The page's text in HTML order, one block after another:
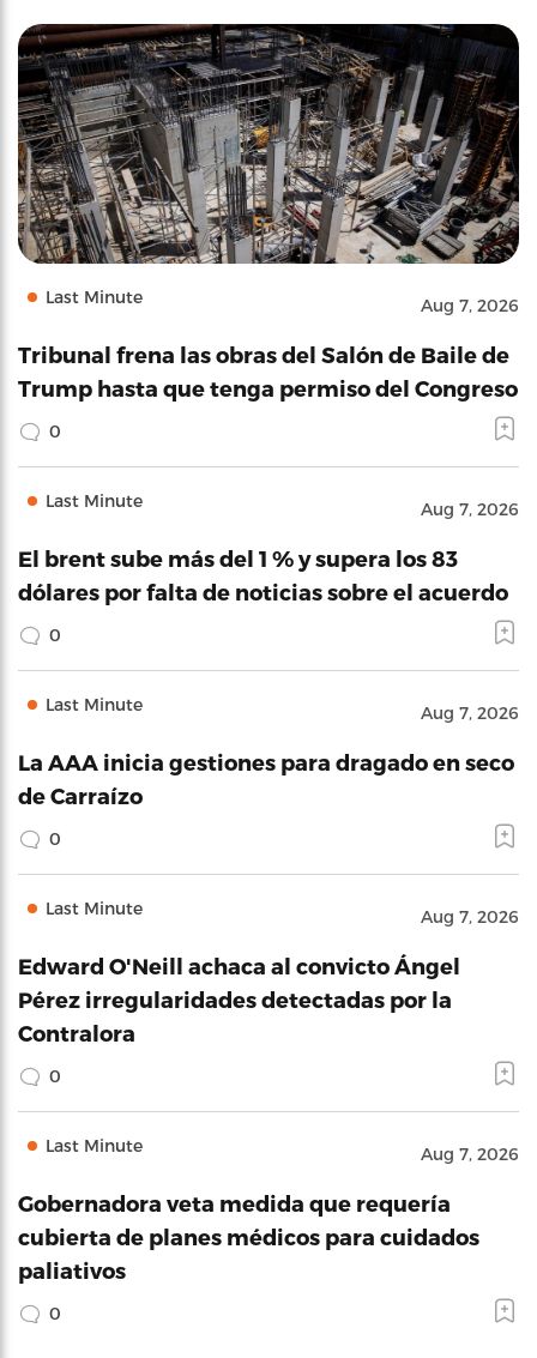
Last Minute Aug 7, 2026
Tribunal frena las obras del Salón de Baile de
Trump hasta que tenga permiso del Congreso
0
Last Minute Aug 7, 2026
El brent sube más del 1 % y supera los 83
dólares por falta de noticias sobre el acuerdo
0
Last Minute Aug 7, 2026
La AAA inicia gestiones para dragado en seco
de Carraízo
0
Last Minute Aug 7, 2026
Edward O'Neill achaca al convicto Ángel
Pérez irregularidades detectadas por la
Contralora
0
Last Minute Aug 7, 2026
Gobernadora veta medida que requería
cubierta de planes médicos para cuidados
paliativos
0